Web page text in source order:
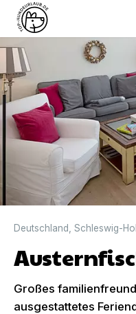
DIREKT BUCHBAR
Deutschland Schleswig-
Großes
ausgestattetes